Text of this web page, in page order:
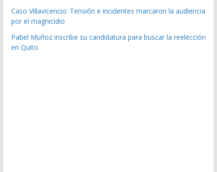
Caso Villavicencio: Tensión e incidentes marcaron la audiencia
por el magnicidio
Pabel Muñoz inscribe su candidatura para buscar la reelección
en Quito